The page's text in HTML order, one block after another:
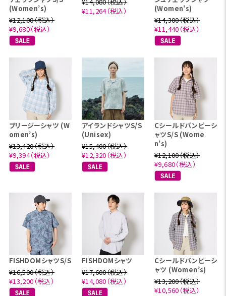
(Women’s)
¥12,100（税込）
¥9,680（税込）
¥11,264（税込）
(Women's)
¥14,300（税込）
¥11,440（税込）
ブリージーシャツ (W
omen’s)
¥13,420（税込）
¥9,394（税込）
アイランドシャツS/S
(Unisex)
¥15,400（税込）
¥12,320（税込）
Cシールドバンピーシ
ャツS/S (Wome
n’s)
¥12,100（税込）
¥9,680（税込）
FISHDOMシャツS/S
¥16,500（税込）
¥13,200（税込）
FISHDOMシャツ
¥17,600（税込）
¥14,080（税込）
Cシールドバンピーシ
ャツ (Women’s)
¥13,200（税込）
¥10,560（税込）